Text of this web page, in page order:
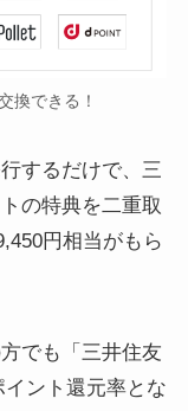
換できる！
するだけで、三
の特典を二重取
円相当がもら
でも「三井住友
ント還元率とな